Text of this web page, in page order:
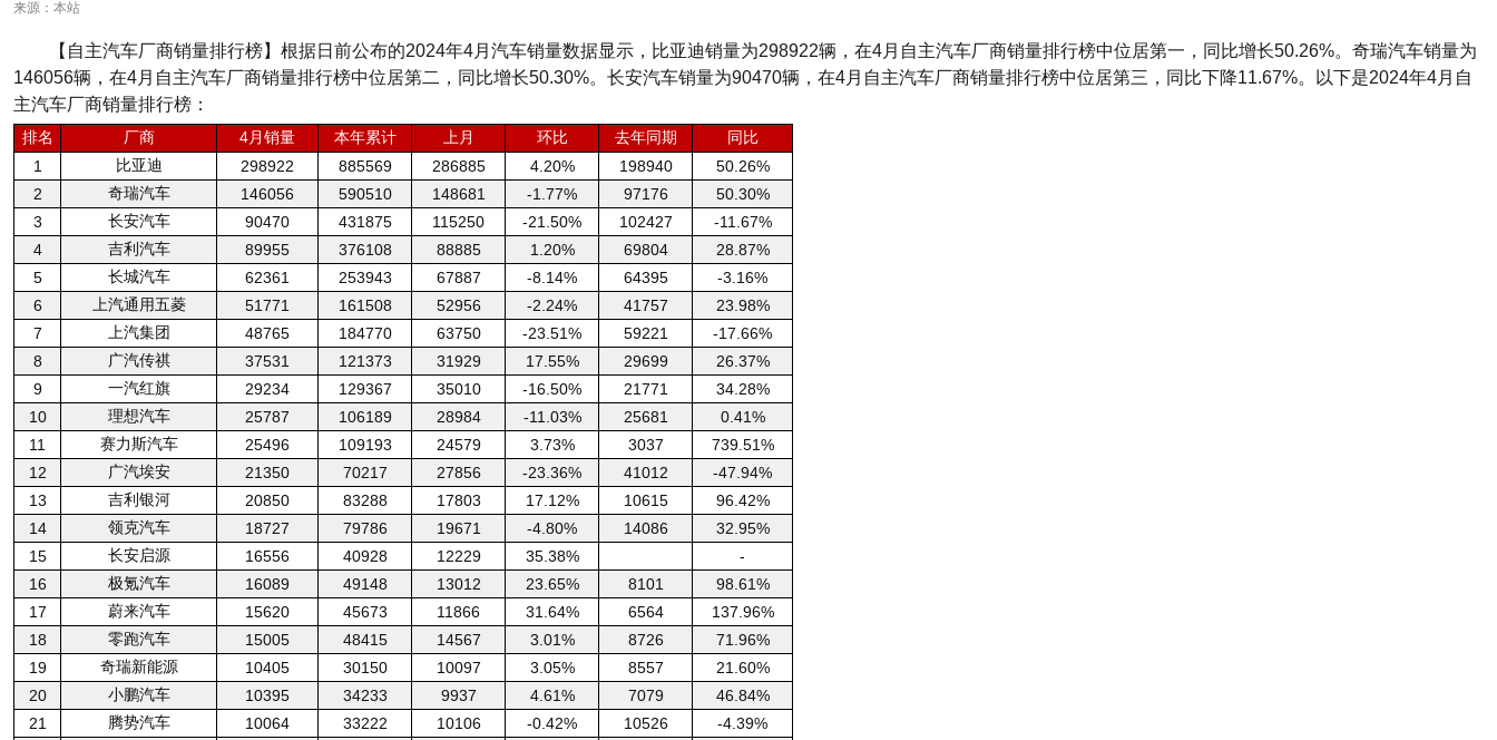
来源：本站
【自主汽车厂商销量排行榜】根据日前公布的2024年4月汽车销量数据显示，比亚迪销量为298922辆，在4月自主汽车厂商销量排行榜中位居第一，同比增长50.26%。奇瑞汽车销量为
146056辆，在4月自主汽车厂商销量排行榜中位居第二，同比增长50.30%。长安汽车销量为90470辆，在4月自主汽车厂商销量排行榜中位居第三，同比下降11.67%。以下是2024年4月自
主汽车厂商销量排行榜：
排名 厂商 4月销量 本年累计 上月 环比 去年同期
同比
1
比亚迪 298922 885569 286885 4.20% 198940
50.26%
2
奇瑞汽车 146056 590510 148681 -1.77% 97176
50.30%
3
长安汽车 90470 431875 115250 -21.50% 102427
-11.67%
4
吉利汽车 89955 376108 88885 1.20% 69804
28.87%
5
长城汽车 62361 253943 67887 -8.14% 64395
-3.16%
6
上汽通用五菱 51771 161508 52956 -2.24% 41757
23.98%
7
上汽集团 48765 184770 63750 -23.51% 59221
-17.66%
8
广汽传祺 37531 121373 31929 17.55% 29699
26.37%
9
一汽红旗 29234 129367 35010 -16.50% 21771
34.28%
10
理想汽车 25787 106189 28984 -11.03% 25681
0.41%
11
赛力斯汽车 25496 109193 24579 3.73% 3037
739.51%
12
广汽埃安 21350 70217 27856 -23.36% 41012
-47.94%
13
吉利银河 20850 83288 17803 17.12% 10615
96.42%
14
领克汽车 18727 79786 19671 -4.80% 14086
32.95%
15
长安启源 16556 40928 12229 35.38%
-
16
极氪汽车 16089 49148 13012 23.65% 8101
98.61%
17
蔚来汽车 15620 45673 11866 31.64% 6564
137.96%
18
零跑汽车 15005 48415 14567 3.01% 8726
71.96%
19
奇瑞新能源 10405 30150 10097 3.05% 8557
21.60%
20
小鹏汽车 10395 34233 9937 4.61% 7079
46.84%
21
腾势汽车 10064 33222 10106 -0.42% 10526
-4.39%